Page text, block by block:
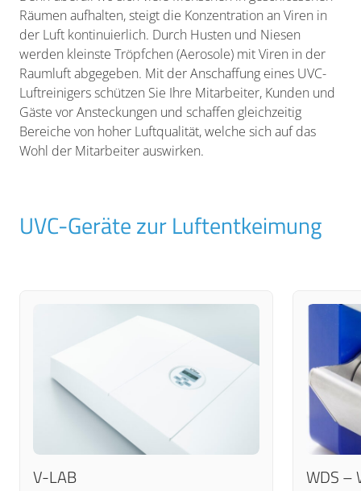
Räumen aufhalten, steigt die Konzentration an Viren in
der Luft kontinuierlich. Durch Husten und Niesen
werden kleinste Tröpfchen (Aerosole) mit Viren in der
Raumluft abgegeben. Mit der Anschaffung eines UVC-
Luftreinigers schützen Sie Ihre Mitarbeiter, Kunden und
Gäste vor Ansteckungen und schaffen gleichzeitig
Bereiche von hoher Luftqualität, welche sich auf das
Wohl der Mitarbeiter auswirken.
UVC-Geräte zur Luftentkeimung
V-LAB WDS –